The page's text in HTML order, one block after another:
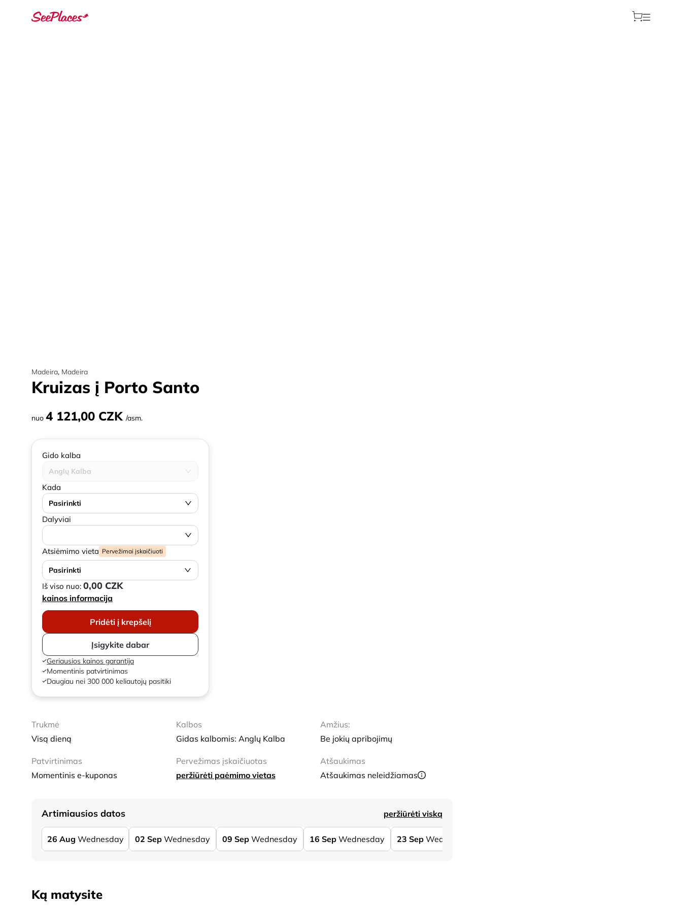
Madeira, Madeira
Kruizas į Porto Santo
nuo 4 121,00 CZK /asm.
Gido kalba
Anglų Kalba
Kada
Pasirinkti
Dalyviai
Atsiėmimo vieta Pervežimai įskaičiuoti
Pasirinkti
Iš viso nuo: 0,00 CZK
kainos informacija
Pridėti į krepšelį
Įsigykite dabar
Geriausios kainos garantija
Momentinis patvirtinimas
Daugiau nei 300 000 keliautojų pasitiki
Trukmė
Visą dieną
Kalbos
Gidas kalbomis: Anglų Kalba
Amžius:
Be jokių apribojimų
Patvirtinimas
Momentinis e-kuponas
Pervežimas įskaičiuotas
peržiūrėti paėmimo vietas
Atšaukimas
Atšaukimas neleidžiamas
Artimiausios datos peržiūrėti viską
26 Aug Wednesday 02 Sep Wednesday 09 Sep Wednesday 16 Sep Wednesday 23 Sep Wednesday
Ką matysite